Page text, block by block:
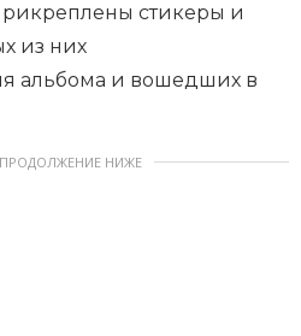
стикеры и
из них
альбома и вошедших в
НИЖЕ